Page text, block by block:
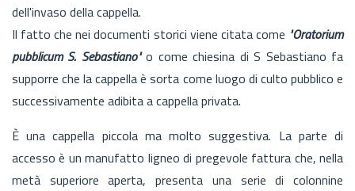
dell'invaso della cappella.
Il fatto che nei documenti storici viene citata come "Oratorium
pubblicum S. Sebastiano"o come chiesina di S Sebastiano fa
supporre che la cappella è sorta come luogo di culto pubblico e
successivamente adibita a cappella privata.
È una cappella piccola ma molto suggestiva. La parte di
accesso è un manufatto ligneo di pregevole fattura che, nella
metà superiore aperta, presenta una serie di colonnine